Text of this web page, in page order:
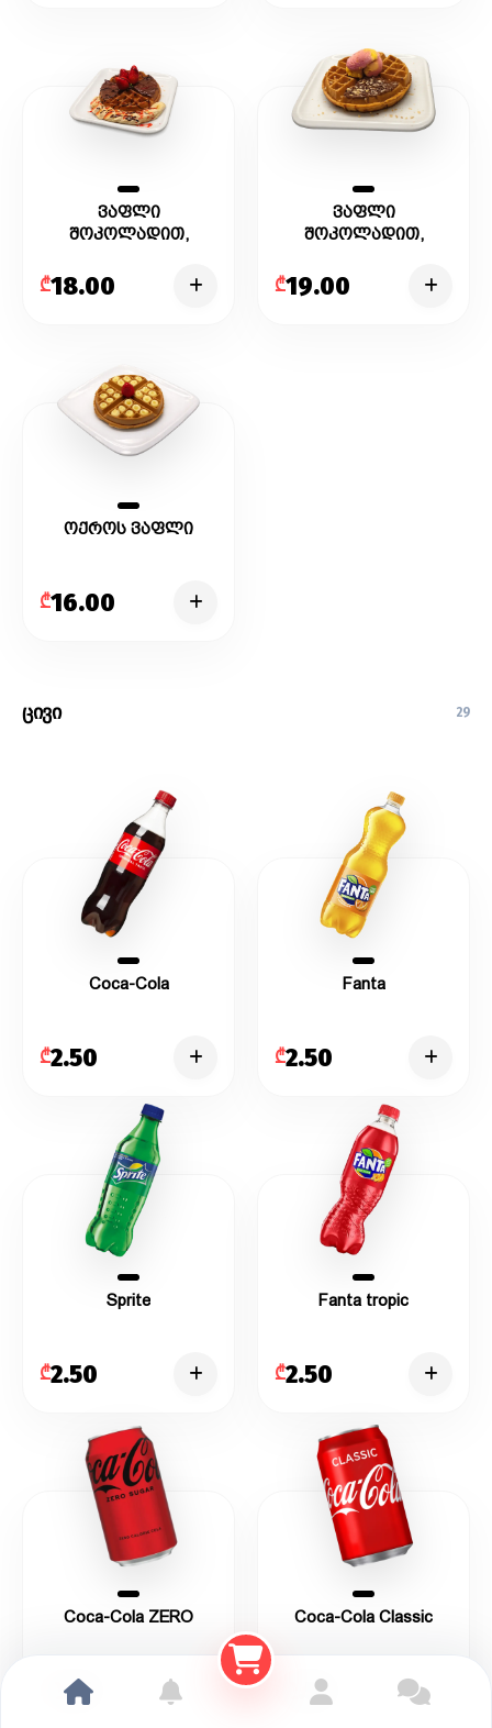
ვაფლი
შოკოლადით,
₾18.00
ვაფლი
შოკოლადით,
ნაყინით
₾19.00
ოქროს ვაფლი
₾16.00
ცივი 29
Coca-Cola
₾2.50
Fanta
₾2.50
Sprite
₾2.50
Fanta tropic
₾2.50
Coca-Cola ZERO
2.50
Coca-Cola Classic
2.50